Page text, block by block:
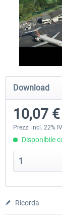
Aerosoft
Download
10,07
Prezzi incl. 22%
Disponibile
Ricorda